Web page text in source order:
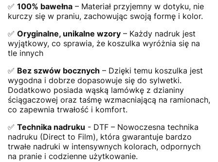
✅ 100% bawełna – Materiał przyjemny w dotyku, nie
kurczy się w praniu, zachowując swoją formę i kolor.
✅ Oryginalne, unikalne wzory – Każdy nadruk jest
wyjątkowy, co sprawia, że koszulka wyróżnia się na
tle innych
✅ Bez szwów bocznych – Dzięki temu koszulka jest
wygodna i dobrze dopasowuje się do sylwetki.
Dodatkowo posiada wąską lamówkę z dzianiny
ściągaczowej oraz taśmę wzmacniającą na ramionach,
co zapewnia trwałość i komfort.
✅ Technika nadruku - DTF – Nowoczesna technika
nadruku (Direct to Film), która gwarantuje bardzo
trwałe nadruki w intensywnych kolorach, odpornych
na pranie i codzienne użytkowanie.